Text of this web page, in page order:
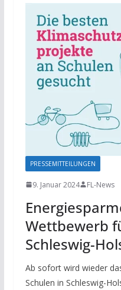
PRESSEMITTEILUNGEN
9. Januar 2024 FL-News
Wettbewerb
Schleswig-
Ab sofort wird wieder
Schulen in Schleswig-